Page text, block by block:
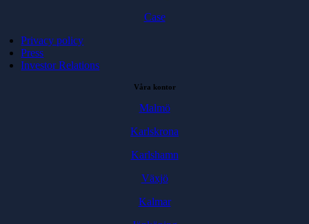
Case
Privacy policy
Press
Investor Relations
Våra kontor
Malmö
Karlskrona
Karlshamn
Växjö
Kalmar